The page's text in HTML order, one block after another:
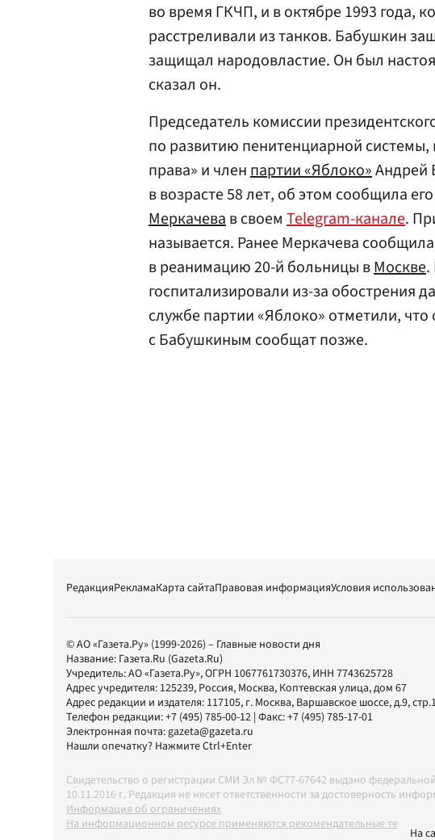
во время ГКЧП, и в октябре 1993 года,
расстреливали из танков. Бабушкин
защищал народовластие. Он был
сказал он.
Председатель комиссии
по развитию пенитенциарной системы,
права» и членпартии «Яблоко»Андрей
в возрасте 58 лет, об этом сообщила
Меркачевав своем Telegram-канале.
называется. Ранее Меркачева
в реанимацию 20-й больницы вМоскве.
госпитализировали из-за обострения
службе партии «Яблоко» отметили,
с Бабушкиным сообщат позже.
РедакцияРекламаКарта сайтаПравовая информацияУсловия
© АО «Газета.Ру» (1999-2026) – Главные новости дня
Название: Газета.Ru (Gazeta.Ru)
Учредитель:АО «Газета.Ру», ОГРН 1067761730376, ИНН 7743625728
Адрес учредителя: 125239, Россия, Москва, Коптевская улица, дом 67
Адрес редакции и издателя: 117105, г. Москва, Варшавское шоссе, д.9,
Телефон редакции:+7 (495) 785-00-12 | Факс:+7 (495) 785-17-01
Электронная почта:gazeta@gazeta.ru
Нашли опечатку? Нажмите Ctrl+Enter
Свидетельство о регистрации СМИ Эл № ФС77-67642 выдано
10.11.2016 г. Редакция не несет ответственности за достоверность
Информация об ограничениях
На информационном ресурсе применяются рекомендательные
На